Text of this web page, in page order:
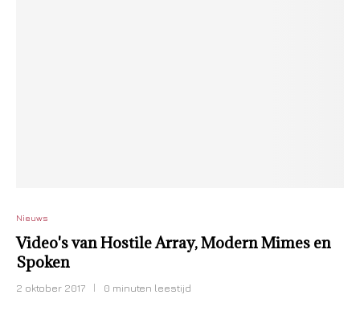
Nieuws
Video's van Hostile Array, Modern Mimes en
Spoken
2 oktober 2017 0 minuten leestijd